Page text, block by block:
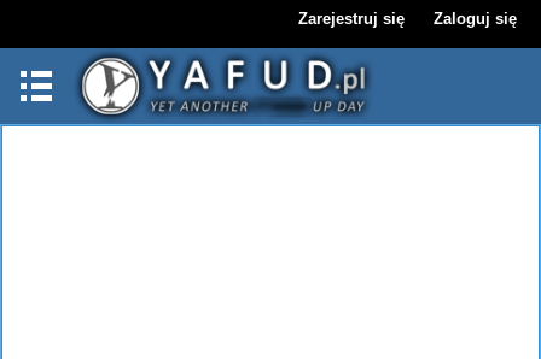
Zarejestruj się Zaloguj się